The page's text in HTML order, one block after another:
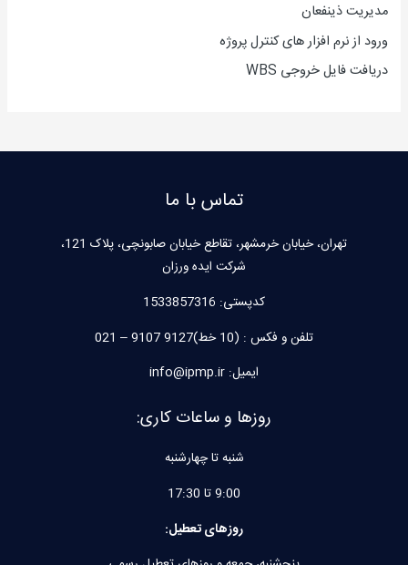
مدیریت ذینفعان
ورود از نرم افزار های کنترل پروژه
دریافت فایل خروجی WBS
تماس با ما
تهران، خیابان خرمشهر، تقاطع خیابان صابونچی، پلاک 121،
شرکت ایده ورزان
کدپستی: 1533857316
تلفن و فکس : (10 خط)9127 9107 – 021
ایمیل: info@ipmp.ir
روزها و ساعات کاری:
شنبه تا چهارشنبه
9:00 تا 17:30
روزهای تعطیل: